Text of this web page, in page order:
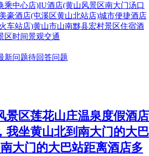
乘中心店)IU酒店(黄山风景区南大门汤口
豪酒店(屯溪区黄山北站店)城市便捷酒店
车站店)黄山市山南黟县宏村景区住宿酒
区时间景观交通
新问题待回答问题
景区莲花山庄温泉度假酒店
我坐黄山北到南大门的大巴
大门的大巴站距离酒店多